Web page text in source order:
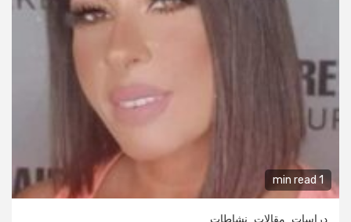
1 min read
دراسات مقالات نشاطات